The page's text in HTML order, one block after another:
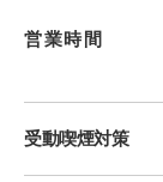
営業時間
受動喫煙対策